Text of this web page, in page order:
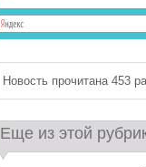
Новость прочитана 453
Еще из этой